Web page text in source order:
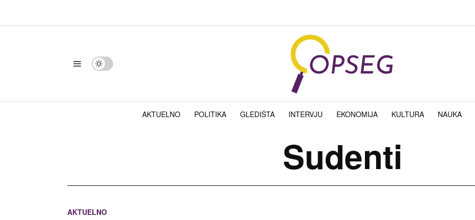
AKTUELNO POLITIKA GLEDIŠTA INTERVJU EKONOMIJA KULTURA NAUKA
Sudenti
AKTUELNO